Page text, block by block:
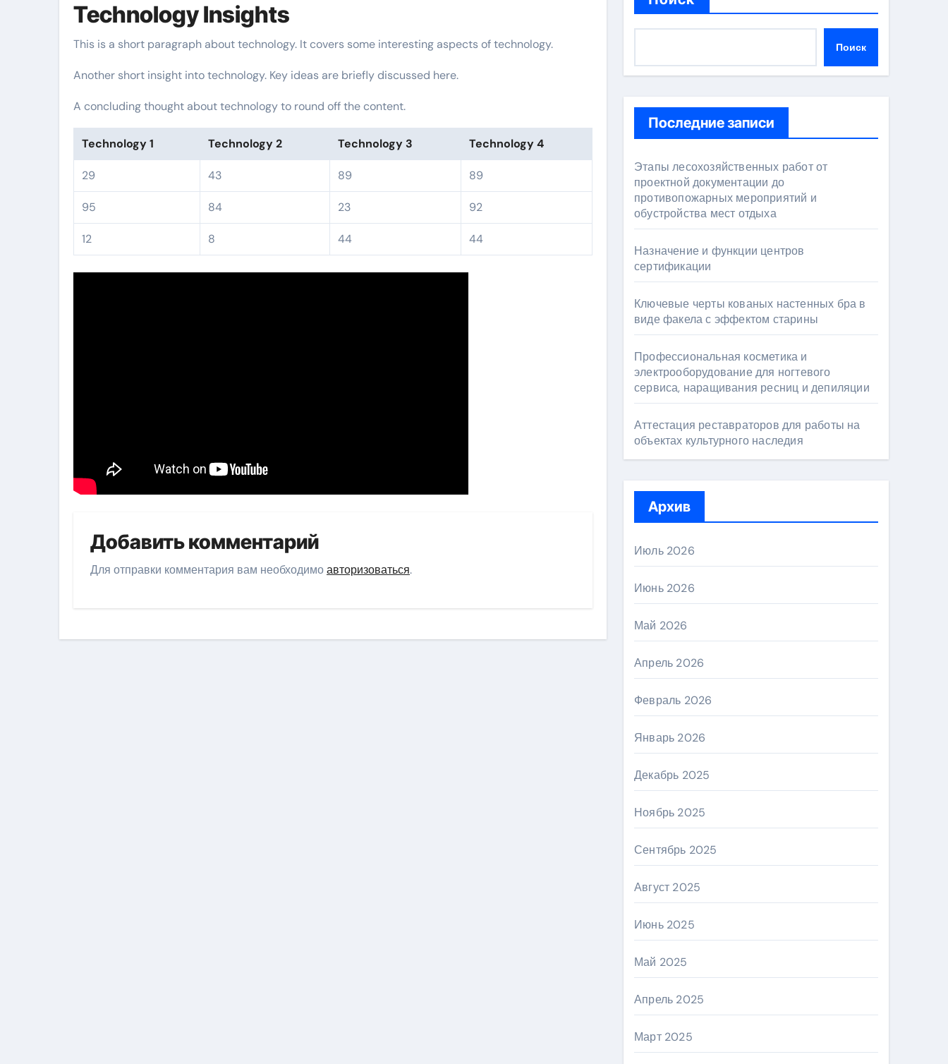
Technology Insights
This is a short paragraph about technology. It covers some interesting aspects of technology.
Another short insight into technology. Key ideas are briefly discussed here.
A concluding thought about technology to round off the content.
Technology 1 Technology 2 Technology 3 Technology 4
29 43 89 89
95 84 23 92
12 8 44 44
Добавить комментарий
Для отправки комментария вам необходимоавторизоваться.
Поиск
Последние записи
Этапы лесохозяйственных работ от
проектной документации до
противопожарных мероприятий и
обустройства мест отдыха
Назначение и функции центров
сертификации
Ключевые черты кованых настенных бра в
виде факела с эффектом старины
Профессиональная косметика и
электрооборудование для ногтевого
сервиса, наращивания ресниц и депиляции
Аттестация реставраторов для работы на
объектах культурного наследия
Архив
Июль 2026
Июнь 2026
Май 2026
Апрель 2026
Февраль 2026
Январь 2026
Декабрь 2025
Ноябрь 2025
Сентябрь 2025
Август 2025
Июнь 2025
Май 2025
Апрель 2025
Март 2025